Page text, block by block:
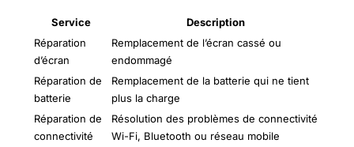
Service
Description
Réparation
d’écran
Remplacement de l’écran cassé ou
endommagé
Réparation de
batterie
Remplacement de la batterie qui ne tient
plus la charge
Réparation de
connectivité
Résolution des problèmes de connectivité
Wi-Fi, Bluetooth ou réseau mobile